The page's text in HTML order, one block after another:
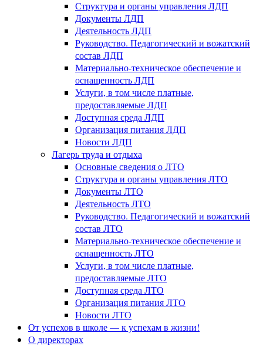
Структура и органы управления ЛДП
Документы ЛДП
Деятельность ЛДП
Руководство. Педагогический и вожатский
состав ЛДП
Материально-техническое обеспечение и
оснащенность ЛДП
Услуги, в том числе платные,
предоставляемые ЛДП
Доступная среда ЛДП
Организация питания ЛДП
Новости ЛДП
Лагерь труда и отдыха
Основные сведения о ЛТО
Структура и органы управления ЛТО
Документы ЛТО
Деятельность ЛТО
Руководство. Педагогический и вожатский
состав ЛТО
Материально-техническое обеспечение и
оснащенность ЛТО
Услуги, в том числе платные,
предоставляемые ЛТО
Доступная среда ЛТО
Организация питания ЛТО
Новости ЛТО
От успехов в школе — к успехам в жизни!
О директорах